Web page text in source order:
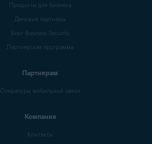
Продукты для бизнеса
Деловые партнеры
Блог Business Security
Партнерская программа
Партнерам
Операторы мобильной связи
Компания
Контакты